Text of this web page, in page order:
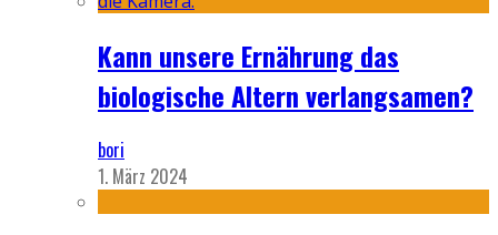
Kann unsere Ernährung das
biologische Altern verlangsamen?
bori
1. März 2024